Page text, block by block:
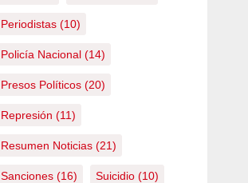
Periodistas(10)
Policía Nacional(14)
Presos Políticos(20)
Represión (11)
Resumen Noticias(21)
Sanciones(16) Suicidio(10)